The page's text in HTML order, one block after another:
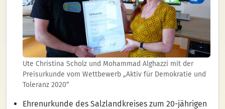
Ute Christina Scholz und Mohammad Alghazzi mit der
Preisurkunde vom Wettbewerb „Aktiv für Demokratie und
Toleranz 2020“
Ehrenurkunde des Salzlandkreises zum 20-jährigen